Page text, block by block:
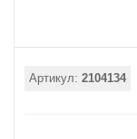
Артикул: 2104134